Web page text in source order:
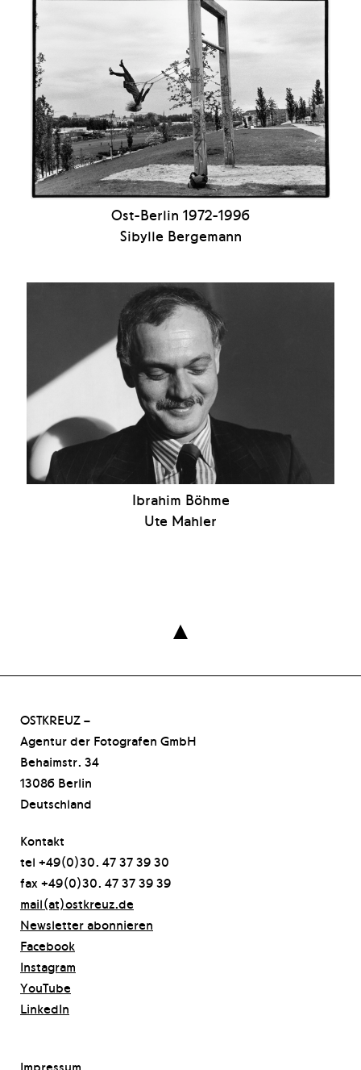
Ost-Berlin 1972-1996
Sibylle Bergemann
Ibrahim Böhme
Ute Mahler

OSTKREUZ –
Agentur der Fotografen GmbH
Behaimstr. 34
13086 Berlin
Deutschland
Kontakt
tel +49(0)30. 47 37 39 30
fax +49(0)30. 47 37 39 39
mail(at)ostkreuz.de
Newsletter abonnieren
Facebook
Instagram
YouTube
LinkedIn
Impressum